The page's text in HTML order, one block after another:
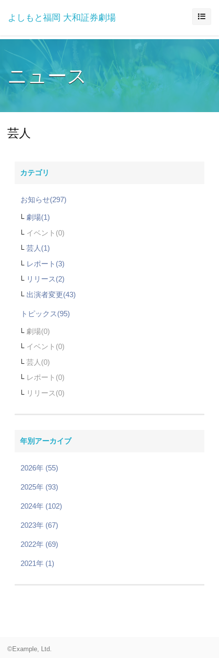
よしもと福岡 大和証券劇場
ニュース
芸人
カテゴリ
お知らせ(297)
劇場(1)
イベント
芸人(1)
レポート(3)
リリース(2)
出演者変更(43)
トピックス(95)
劇場
イベント
芸人
レポート
リリース
年別アーカイブ
2026年 (55)
2025年 (93)
2024年 (102)
2023年 (67)
2022年 (69)
2021年 (1)
©Example, Ltd.